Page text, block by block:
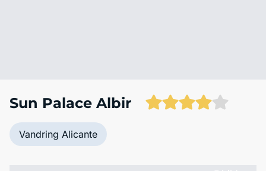
Sun Palace Albir
Vandring Alicante